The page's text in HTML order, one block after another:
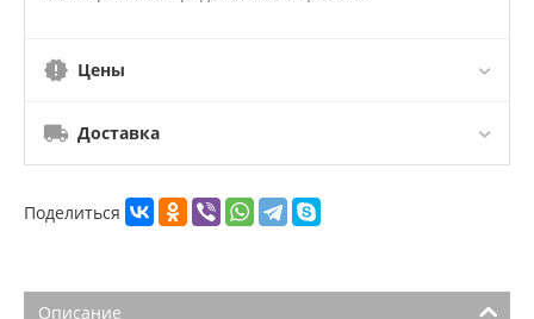
Цены
Доставка
Поделиться
Описание